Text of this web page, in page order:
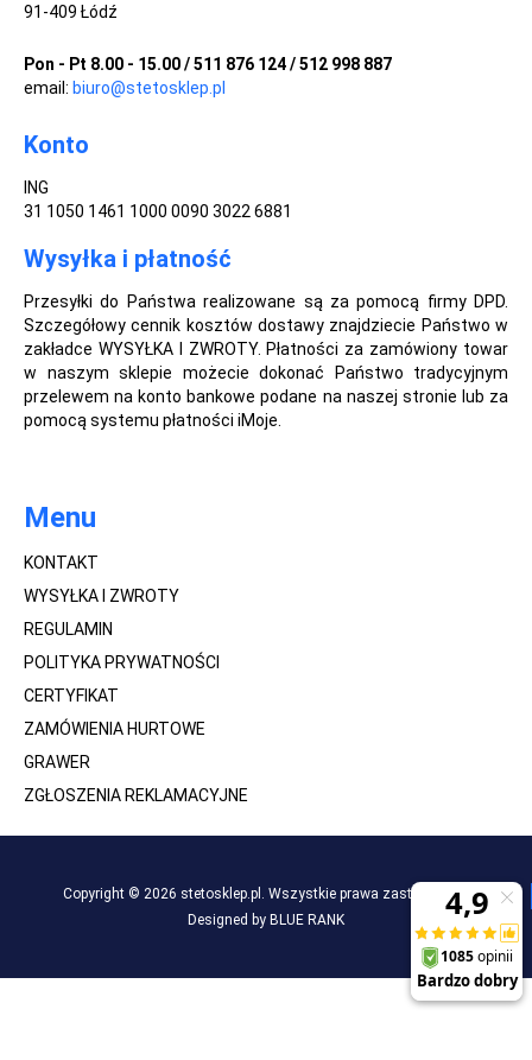
91-409 Łódź
Pon - Pt 8.00 - 15.00 / 511 876 124 / 512 998 887
email: biuro@stetosklep.pl
Konto
ING
31 1050 1461 1000 0090 3022 6881
Wysyłka i płatność
Przesyłki do Państwa realizowane są za pomocą firmy DPD.
Szczegółowy cennik kosztów dostawy znajdziecie Państwo w
zakładce WYSYŁKA I ZWROTY. Płatności za zamówiony towar
w naszym sklepie możecie dokonać Państwo tradycyjnym
przelewem na konto bankowe podane na naszej stronie lub za
pomocą systemu płatności iMoje.
Menu
KONTAKT
WYSYŁKA I ZWROTY
REGULAMIN
POLITYKA PRYWATNOŚCI
CERTYFIKAT
ZAMÓWIENIA HURTOWE
GRAWER
ZGŁOSZENIA REKLAMACYJNE
Copyright © 2026 stetosklep.pl. Wszystkie prawa zastrzeżone.
Designed by BLUE RANK